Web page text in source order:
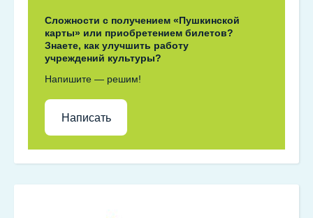
Сложности с получением «Пушкинской
карты» или приобретением билетов?
Знаете, как улучшить работу
учреждений культуры?
Напишите — решим!
Написать